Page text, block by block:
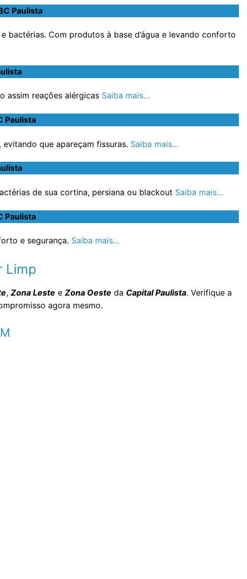
Paulista
bactérias. Com produtos à base d’água e levando conforto
assim reações alérgicas Saiba mais…
Paulista
que apareçam fissuras. Saiba mais…
de sua cortina, persiana ou blackout Saiba mais…
Paulista
e segurança. Saiba mais…
Limp
, Zona Leste e Zona Oeste da Capital Paulista. Verifique a
agora mesmo.